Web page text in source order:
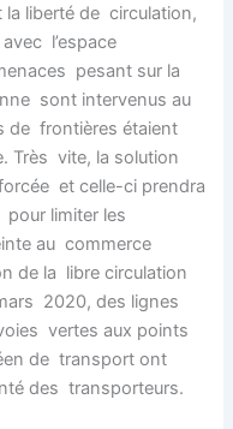
la liberté de circulation,
l’espace
pesant sur la
sont intervenus au
de frontières étaient
Très vite, la solution
et celle-ci prendra
limiter les
au commerce
de la libre circulation
2020, des lignes
vertes aux points
de transport ont
des transporteurs.